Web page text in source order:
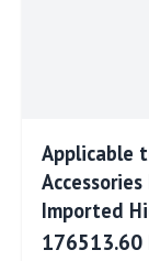
Applicable
Imported
176513.60